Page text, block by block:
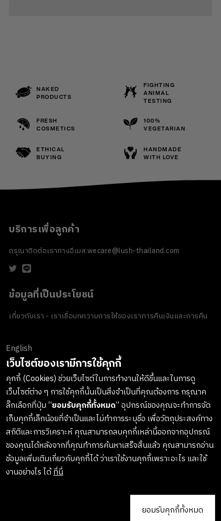
NAKED
PRODUCTS
FIGHTING
ANIMAL
TESTING
FRESH
COSMETICS
100%
VEGETARIAN
ETHICAL
BUYING
HANDMADE
WITH LOVE
บริการเพื่อลูกค้า
กรุณาติดต่อเราทางอีเมล:wecare@lush-thailand.com
ข้อมูลที่เป็นประโยชน์
เกี่ยวกับเรา - เราเชื่อบทความการให้ของเราการคืนเงินและการคืน
ช่องทางการชำระเงิน
ลงทะเบียนรับข่าวสารจาก LUSH
เกาะติดทุกการอัพเดทสินค้าใหม่ๆ กิจกรรมต่างๆและอื่นๆอีกมากมาย
ทางบริษัทจะไม่เปิดเผยหรือเผยแพร่ข้อมูลส่วนตัวของคุณให้แก่
บุคคลที่สาม และคุณสามารถกดยกเลิกรับข่าวสารได้ทุกเมื่อ
English
เว็บไซต์ของเรามีการใช้คุกกี้
คุกกี้ (Cookies) ช่วยเว็บไซต์ในการทำงานให้ดีขึ้นและในการดู
เว็บไซต์ต่าง ๆ การใช้คุกกี้นั้นเป็นสิ่งจำเป็นที่คุณต้องการ กรุณาค
ลิ๊กเลือกที่ปุ่ม “ยอมรับคุกกี้ทั้งหมด” อุปกรณ์ของคุณจะทำการจัด
เก็บคุกกี้เล็กน้อยที่จำเป็นและไม่ทำการระบุชื่อ เพื่อวัตถุประสงค์ทาง
สถิติและการวิเคราะห์ คุณสามารถลบคุกกี้เหล่านี้ออกจากอุปกรณ์
ของคุณได้หลังจากที่คุณทำการค้นหาเสร็จสิ้นแล้ว คุณสามารถอ่าน
ข้อมูลเพิ่มเติมเกี่ยวกับคุกกี้ได้ ว่าเราใช้งานคุกกี้เพราะอะไร และใช้
งานอย่างไร ได้ที่นี่
ยอมรับคุกกี้ทั้งหมด